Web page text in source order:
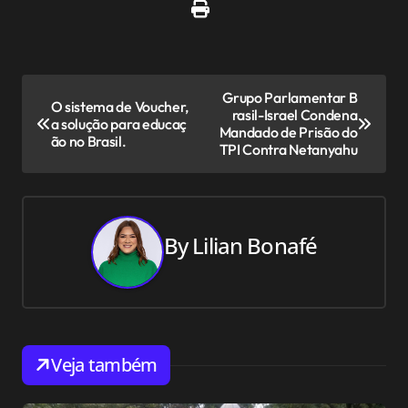
ã
o
O sistema de Voucher,
a solução para educaç
ão no Brasil.
Grupo Parlamentar B
rasil-Israel Condena
Mandado de Prisão do
TPI Contra Netanyahu
ByLilian Bonafé
Veja também